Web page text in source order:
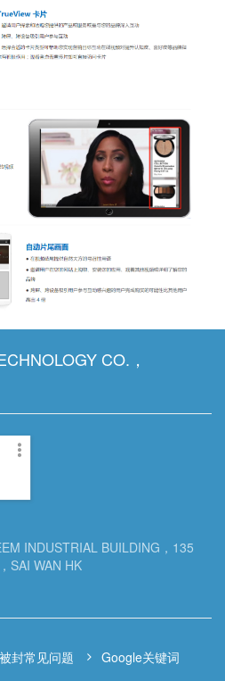
CO.，
INDUSTRIAL BUILDING，135
SAI WAN HK
封常见问题 Google关键词